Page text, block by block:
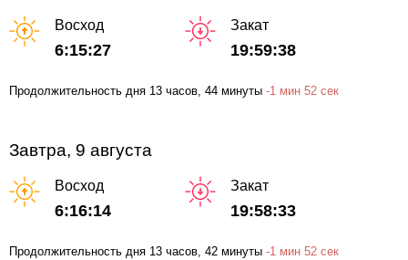
Восход
6:15:27
Закат
19:59:38
Продолжительность дня 13 часов , 44 минуты -1 мин 52 сек
Завтра, 9 августа
Восход
6:16:14
Закат
19:58:33
Продолжительность дня 13 часов, 42 минуты -1 мин 52 сек